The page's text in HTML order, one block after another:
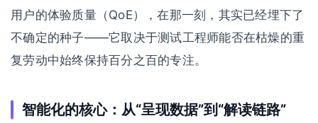
用户的体验质量（QoE），在那一刻，其实已经埋下了
不确定的种子——它取决于测试工程师能否在枯燥的重
复劳动中始终保持百分之百的专注。
智能化的核心：从“呈现数据”到“解读链路”